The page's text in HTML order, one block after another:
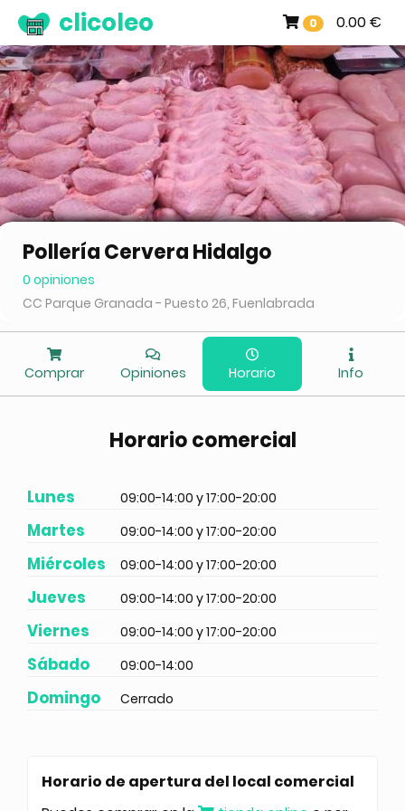
0 0.00 €
clicoleo
Pollería Cervera Hidalgo
0 opiniones
CC Parque Granada - Puesto 26, Fuenlabrada
Comprar Opiniones Horario Info
Horario comercial
Lunes 09:00-14:00 y 17:00-20:00
Martes 09:00-14:00 y 17:00-20:00
Miércoles 09:00-14:00 y 17:00-20:00
Jueves 09:00-14:00 y 17:00-20:00
Viernes 09:00-14:00 y 17:00-20:00
Sábado 09:00-14:00
Domingo Cerrado
Horario de apertura del local comercial